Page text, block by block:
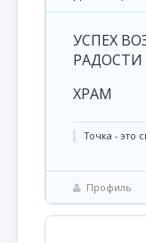
УСПЕХ
РАДОСТИ
ХРАМ
Точка - это
Профиль